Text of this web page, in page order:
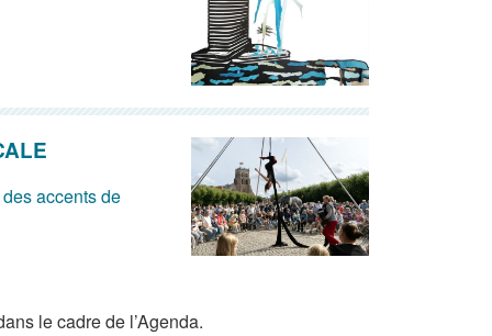
accents de
le cadre de l’Agenda.